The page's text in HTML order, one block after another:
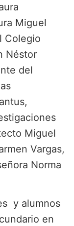
Miguel
Colegio
Néstor
del
Miguel
Vargas,
Norma
y alumnos
en